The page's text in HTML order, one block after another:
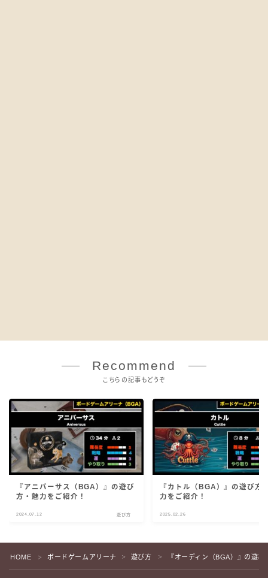
Recommend
こちらの記事もどうぞ
『アニバーサス（BGA）』の遊び
方・魅力をご紹介！
2024.07.12 遊び方
『カトル（BGA）』の遊び方
力をご紹介！
2025.02.26
HOME ＞ ボードゲームアリーナ ＞ 遊び方 ＞ 『オーディン（BGA）』の遊